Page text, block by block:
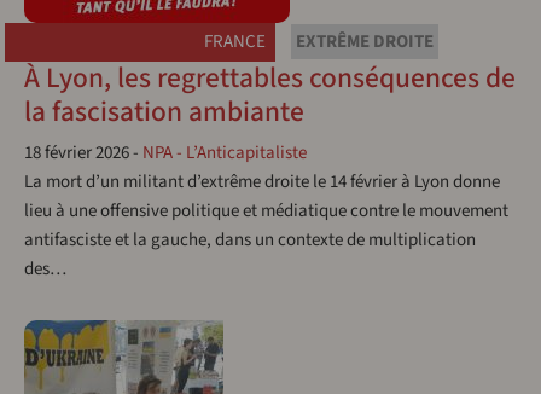
FRANCE EXTRÊME DROITE
À Lyon, les regrettables conséquences de
la fascisation ambiante
18 février 2026- NPA - L’Anticapitaliste
La mort d’un militant d’extrême droite le 14 février à Lyon donne
lieu à une offensive politique et médiatique contre le mouvement
antifasciste et la gauche, dans un contexte de multiplication
des…